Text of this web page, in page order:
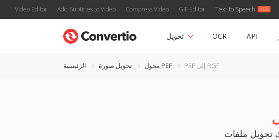
Video Editor Add Subtitles to Video Compress Video GIF Editor Text to Speech
تحويل OCR API
الرئيسية تحويل صورة محول PEF PEF إلى RGF